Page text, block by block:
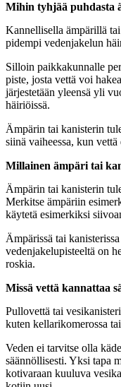
Mihin tyhjää puhdasta
Kannellisella ämpärillä
pidempi vedenjakelun
Silloin paikkakunnalle
piste, josta vettä voi
järjestetään yleensä yli
häiriöissä.
Ämpärin tai kanisterin
siinä vaiheessa, kun vettä
Millainen ämpäri tai
Ämpärin tai kanisterin
Merkitse ämpäriin
käytetä esimerkiksi
Ämpärissä tai
vedenjakelupisteeltä on
roskia.
Missä vettä kannattaa
Pullovettä tai
kuten kellarikomerossa
Veden ei tarvitse olla
säännöllisesti. Yksi tapa
kotivaraan kuuluva